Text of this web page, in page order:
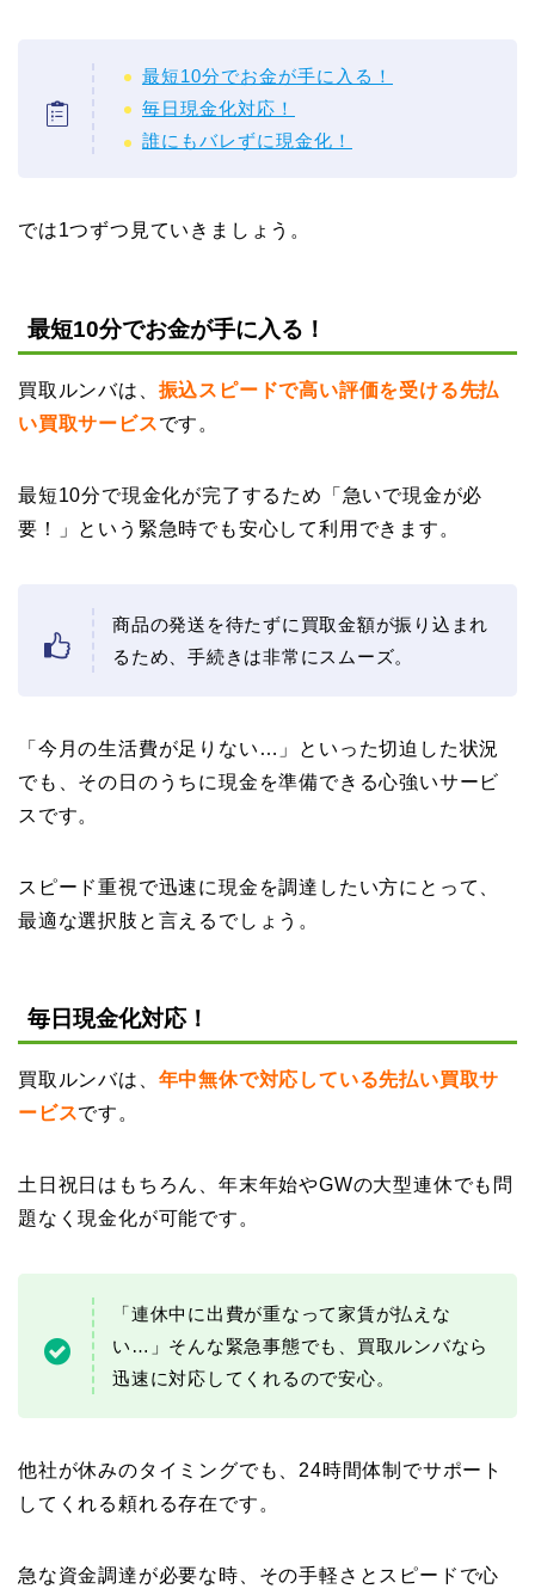
最短10分でお金が手に入る！
毎日現金化対応！
誰にもバレずに現金化！
では1つずつ見ていきましょう。
最短10分でお金が手に入る！
買取ルンバは、 振込スピードで高い評価を受ける先払
い買取サービスです。
最短10分で現金化が完了するため「急いで現金が必
要！」という緊急時でも安心して利用できます。
商品の発送を待たずに買取金額が振り込まれ
るため、手続きは非常にスムーズ。
「今月の生活費が足りない…」といった切迫した状況
でも、その日のうちに現金を準備できる心強いサービ
スです。
スピード重視で迅速に現金を調達したい方にとって、
最適な選択肢と言えるでしょう。
毎日現金化対応！
買取ルンバは、 年中無休で対応している先払い買取サ
ービスです。
土日祝日はもちろん、年末年始やGWの大型連休でも問
題なく現金化が可能です。
「連休中に出費が重なって家賃が払えな
い…」そんな緊急事態でも、買取ルンバなら
迅速に対応してくれるので安心。
他社が休みのタイミングでも、24時間体制でサポート
してくれる頼れる存在です。
急な資金調達が必要な時、その手軽さとスピードで心